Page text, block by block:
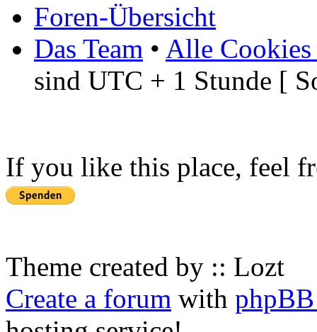
Foren-Übersicht
Das Team • Alle Cookies
sind UTC + 1 Stunde [
If you like this place, feel
Theme created by :: Lozt
Create a forum with